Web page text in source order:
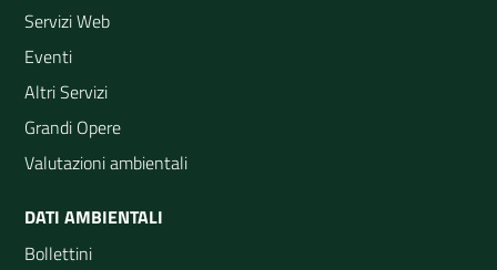
Servizi Web
Eventi
Altri Servizi
Grandi Opere
Valutazioni ambientali
DATI AMBIENTALI
Bollettini